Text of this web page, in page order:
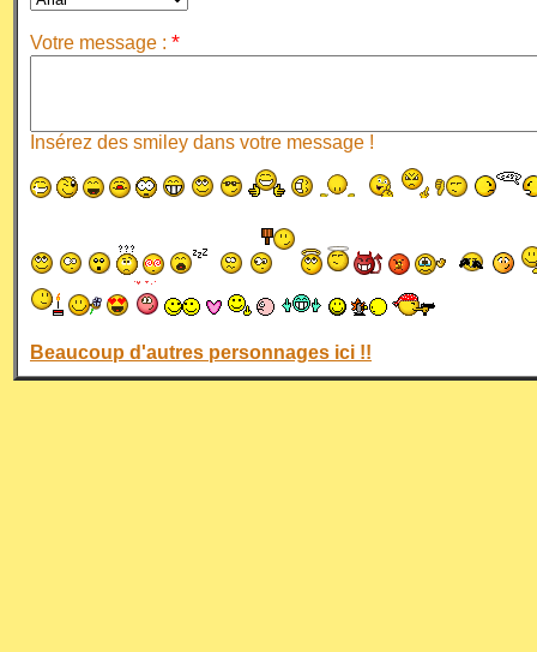
Votre message : *
Insérez des smiley dans votre message !
Beaucoup d'autres personnages ici !!